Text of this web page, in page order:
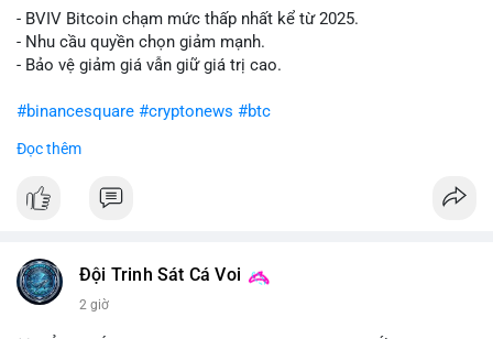
- BVIV Bitcoin chạm mức thấp nhất kể từ 2025.
- Nhu cầu quyền chọn giảm mạnh.
- Bảo vệ giảm giá vẫn giữ giá trị cao.
#binancesquare #cryptonews #btc
$btc
#vlikevn #titanbot
Đọc thêm
Đội Trinh Sát Cá Voi
2 giờ